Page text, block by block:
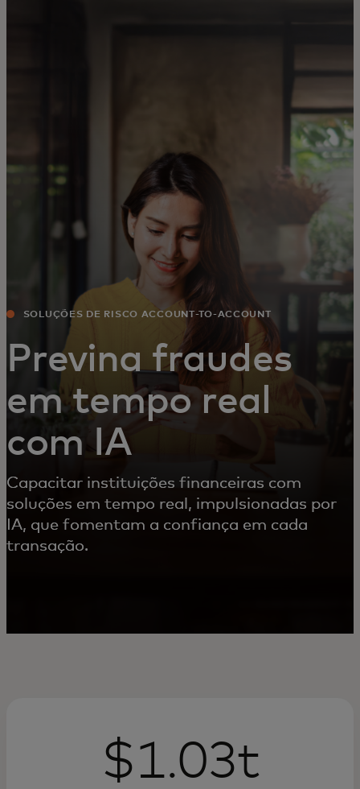
Para inovadores
Notícias e tendências
SOLUÇÕES DE RISCO ACCOUNT-TO-ACCOUNT
Previna fraudes
em tempo real
com IA
Capacitar instituições financeiras com
soluções em tempo real, impulsionadas por
IA, que fomentam a confiança em cada
transação.
$1.03t